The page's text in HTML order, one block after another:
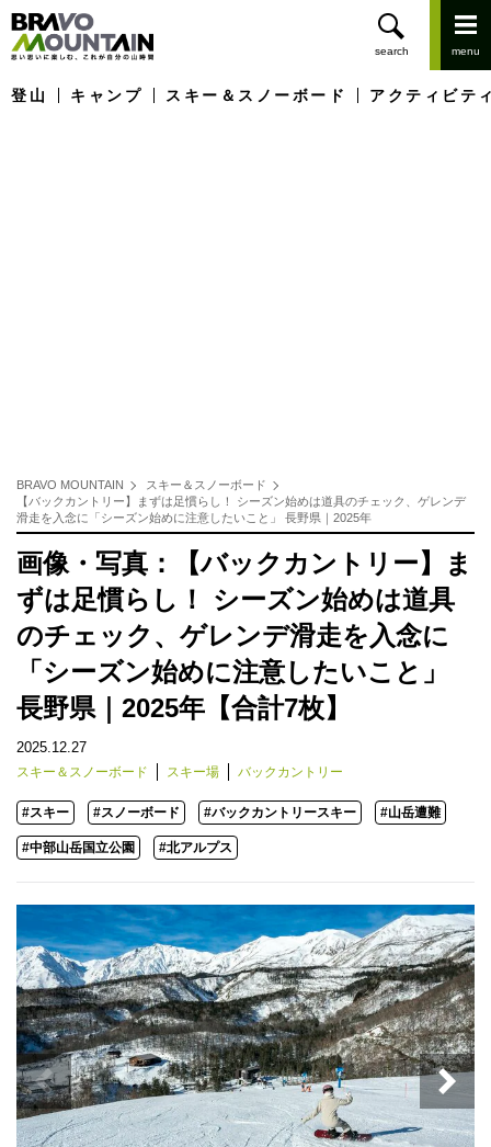
登山 キャンプ スキー＆スノーボード アクティビテ
BRAVO MOUNTAIN
スキー＆スノーボード
【バックカントリー】まずは足慣らし！ シーズン始めは道具のチェック、ゲレンデ
滑走を入念に「シーズン始めに注意したいこと」 長野県｜2025年
画像・写真：【バックカントリー】ま
ずは足慣らし！ シーズン始めは道具
のチェック、ゲレンデ滑走を入念に
「シーズン始めに注意したいこと」
長野県｜2025年【合計7枚】
2025.12.27
スキー＆スノーボード スキー場 バックカントリー
#スキー #スノーボード #バックカントリースキー #山岳遭難
#中部山岳国立公園 #北アルプス